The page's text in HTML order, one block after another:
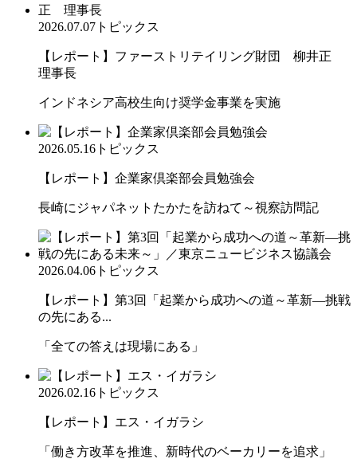
2026.07.07 トピックス
【レポート】ファーストリテイリング財団 柳井正
理事長
インドネシア高校生向け奨学金事業を実施
2026.05.16 トピックス
【レポート】企業家倶楽部会員勉強会
長崎にジャパネットたかたを訪ねて～視察訪問記
2026.04.06 トピックス
【レポート】第3回「起業から成功への道～革新―挑戦
の先にある...
「全ての答えは現場にある」
2026.02.16 トピックス
【レポート】エス・イガラシ
「働き方改革を推進、新時代のベーカリーを追求」